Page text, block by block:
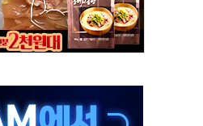
습득해 전투 활용